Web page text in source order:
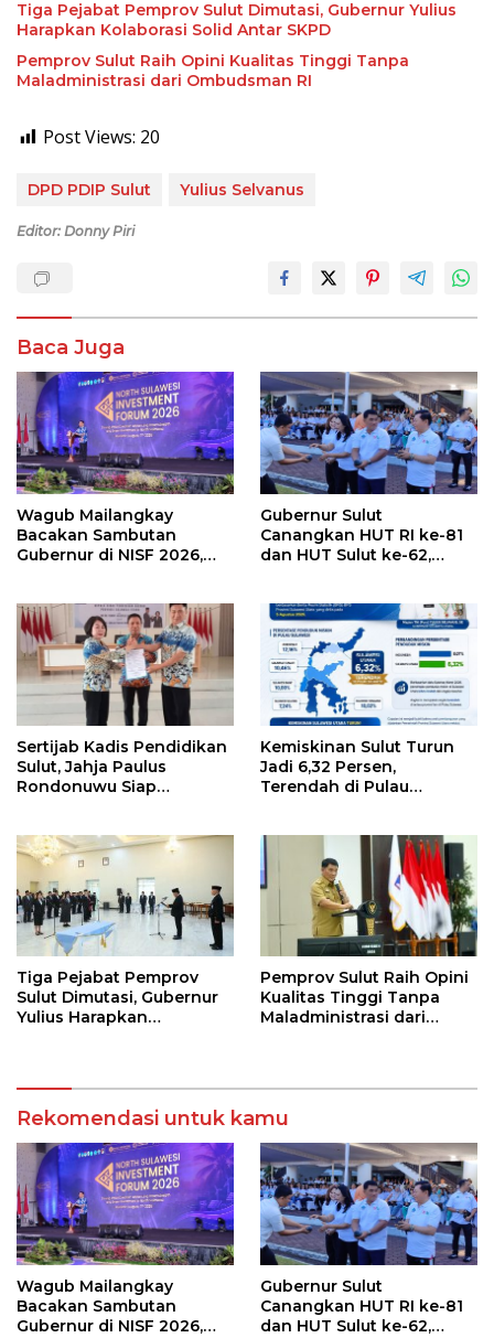
Tiga Pejabat Pemprov Sulut Dimutasi, Gubernur Yulius
Harapkan Kolaborasi Solid Antar SKPD
Pemprov Sulut Raih Opini Kualitas Tinggi Tanpa
Maladministrasi dari Ombudsman RI
Post Views: 20
DPD PDIP Sulut Yulius Selvanus
Editor: Donny Piri
Baca Juga
Wagub Mailangkay
Bacakan Sambutan
Gubernur di NISF 2026,
Kelapa ke Investor
Gubernur Sulut
Canangkan HUT RI ke-81
dan HUT Sulut ke-62,
Kendaraan
Sertijab Kadis Pendidikan
Sulut, Jahja Paulus
Rondonuwu Siap
Kemiskinan Sulut Turun
Jadi 6,32 Persen,
Terendah di Pulau
Tiga Pejabat Pemprov
Sulut Dimutasi, Gubernur
Yulius Harapkan
Pemprov Sulut Raih Opini
Kualitas Tinggi Tanpa
Maladministrasi dari
Rekomendasi untuk kamu
Wagub Mailangkay
Bacakan Sambutan
Gubernur di NISF 2026,
Gubernur Sulut
Canangkan HUT RI ke-81
dan HUT Sulut ke-62,